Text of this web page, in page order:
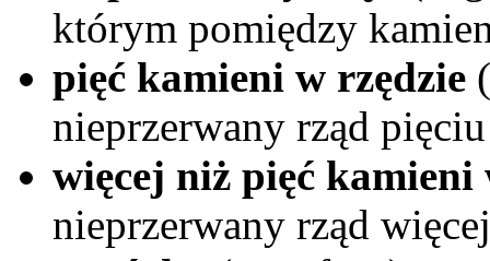
którym pomiędzy
pięć kamieni w rzędzie
nieprzerwany rząd
więcej niż pięć kamieni
nieprzerwany rząd